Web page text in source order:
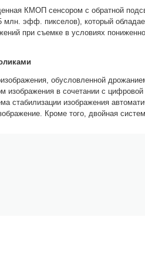
КМОП сенсором с обратной
млн. эфф. пикселов), который
при съемке в условиях
обусловленной
изображения в сочетании с
стабилизации изображения
Кроме того, двойная